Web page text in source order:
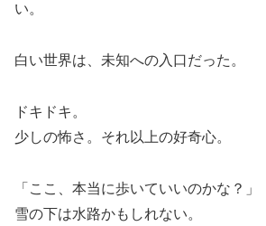
い。
白い世界は、未知への入口だった。
ドキドキ。
少しの怖さ。それ以上の好奇心。
「ここ、本当に歩いていいのかな？」
雪の下は水路かもしれない。